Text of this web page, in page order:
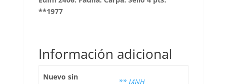
**1977
Información adicional
Nuevo sin
** MNH